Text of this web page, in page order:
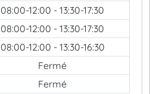
08:00-12:00 - 13:30-17:30
08:00-12:00 - 13:30-17:30
08:00-12:00 - 13:30-16:30
Fermé
Fermé